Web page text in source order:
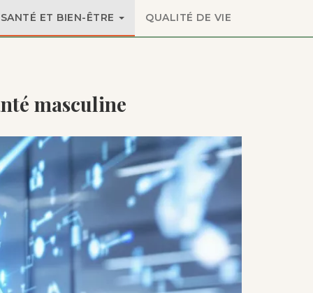
SANTÉ ET BIEN-ÊTRE QUALITÉ DE VIE
masculine